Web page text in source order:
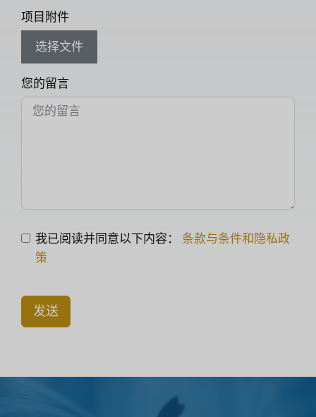
项目附件
选择文件
您的留言
我已阅读并同意以下内容： 条款与条件和隐私政
策
发送